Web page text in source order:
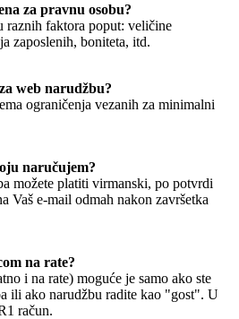
za pravnu osobu?
raznih faktora poput: veličine
zaposlenih, boniteta, itd.
web narudžbu?
ograničenja vezanih za minimalni
naručujem?
možete platiti virmanski, po potvrdi
Vaš e-mail odmah nakon završetka
na rate?
i na rate) moguće je samo ako ste
ili ako narudžbu radite kao "gost". U
račun.